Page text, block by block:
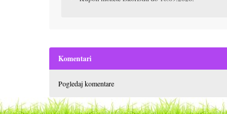
Komentari
Pogledaj komentare